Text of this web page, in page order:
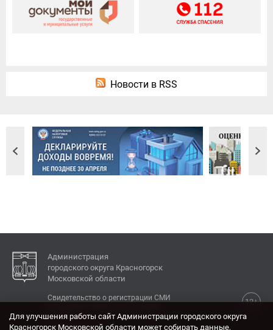
Новости в RSS
Администрация
городского округа Красногорск
Московской области
12+
Свидетельство о регистрации СМИ
Для улучшения работы сайт Администрации городского округа
Красногорск Московской области может собирать данные,